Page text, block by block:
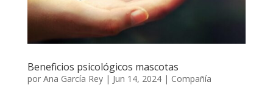
Beneficios psicológicos mascotas
por Ana García Rey| Jun 14, 2024| Compañía